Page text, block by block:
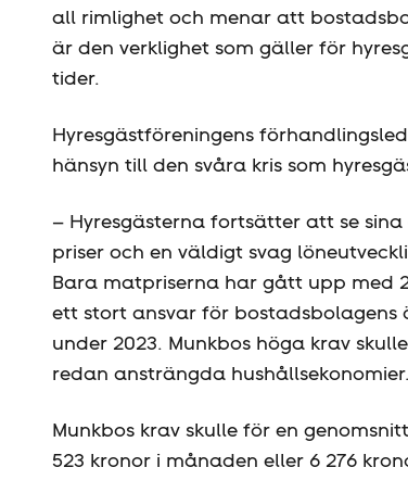
all rimlighet och menar att
är den verklighet som gäller för
tider.
Hyresgäst­föreningens
hänsyn till den svåra kris som
– Hyresgästerna fortsätter att se
priser och en väldigt svag
Bara matpriserna har gått upp med
ett stort ansvar för bostadsbolagens
under 2023. Munkbos höga krav
redan ansträngda hushållsekonomier.
Munkbos krav skulle för en
523 kronor i månaden eller 6 276